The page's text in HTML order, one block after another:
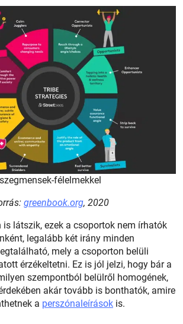
szegmensek-félelmekkel
greenbook.org, 2020
látszik, ezek a csoportok nem írhatók
legalább két irány minden
mely a csoporton belüli
érzékeltetni. Ez is jól jelzi, hogy bár a
szempontból belülről homogének,
akár tovább is bonthatók, amire
a perszónaleírások is.